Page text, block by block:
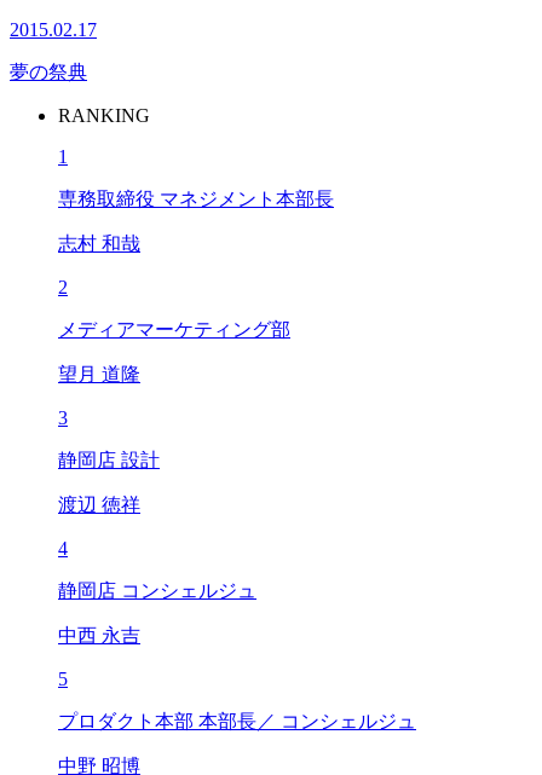
2015.02.17
夢の祭典
RANKING
1
専務取締役 マネジメント本部長
志村 和哉
2
メディアマーケティング部
望月 道隆
3
静岡店 設計
渡辺 徳祥
4
静岡店 コンシェルジュ
中西 永吉
5
プロダクト本部 本部長／ コンシェルジュ
中野 昭博